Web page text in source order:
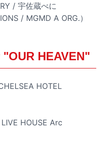
/ 宇佐蔵べに
/ MGMD A ORG.）
HEAVEN"
HOTEL
HOUSE Arc